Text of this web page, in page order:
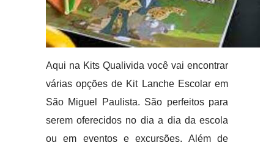
Aqui na Kits Qualivida você vai encontrar
várias opções de Kit Lanche Escolar em
São Miguel Paulista. São perfeitos para
serem oferecidos no dia a dia da escola
ou em eventos e excursões. Além de